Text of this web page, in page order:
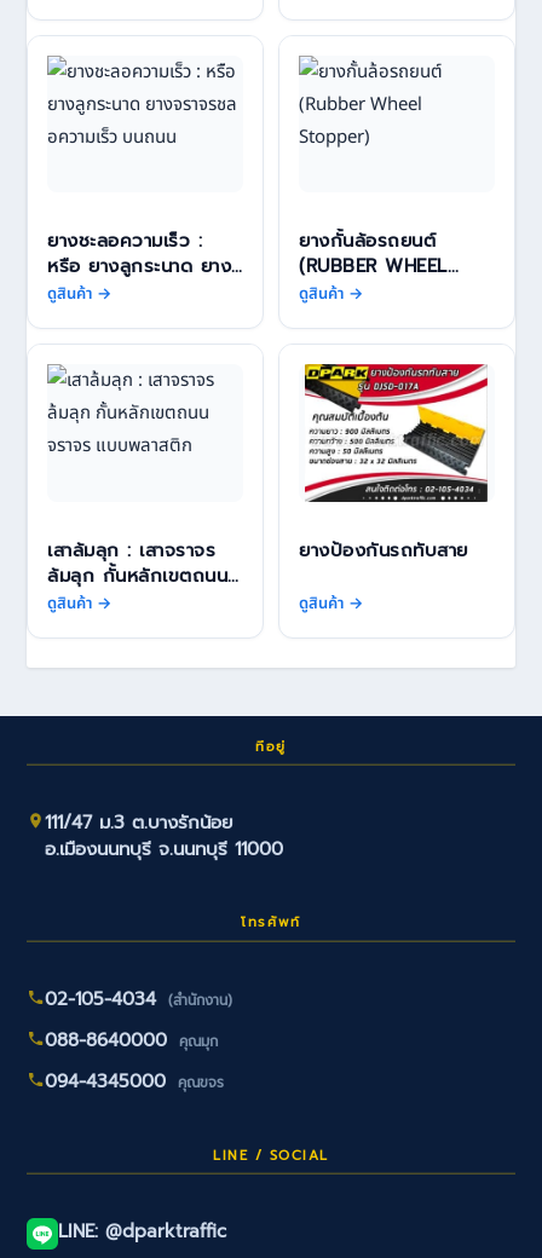
ยางชะลอความเร็ว :
หรือ ยางลูกระนาด ยาง
จราจรชลอความเร็ว บน
ดูสินค้า →
ยางกั้นล้อรถยนต์
(RUBBER WHEEL
STOPPER)
ดูสินค้า →
เสาล้มลุก : เสาจราจร
ล้มลุก กั้นหลักเขตถนน
จราจร แบบพลาสติก
ดูสินค้า →
ยางป้องกันรถทับสาย
ดูสินค้า →
ที่อยู่
111/47 ม.3 ต.บางรักน้อย
อ.เมืองนนทบุรี จ.นนทบุรี 11000
โทรศัพท์
02-105-4034 (สำนักงาน)
088-8640000 คุณมุก
094-4345000 คุณขจร
LINE / SOCIAL
LINE: @dparktraffic